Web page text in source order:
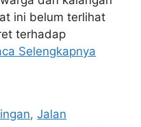
ini belum terlihat
terhadap
Selengkapnya
,Jalan